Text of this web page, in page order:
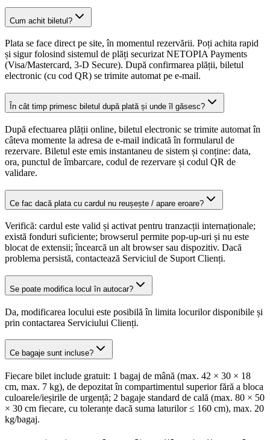
Cum achit biletul?
Plata se face direct pe site, în momentul rezervării. Poți achita rapid
și sigur folosind sistemul de plăți securizat NETOPIA Payments
(Visa/Mastercard, 3-D Secure). După confirmarea plății, biletul
electronic (cu cod QR) se trimite automat pe e-mail.
În cât timp primesc biletul după plată și unde îl găsesc?
După efectuarea plății online, biletul electronic se trimite automat în
câteva momente la adresa de e-mail indicată în formularul de
rezervare. Biletul este emis instantaneu de sistem și conține: data,
ora, punctul de îmbarcare, codul de rezervare și codul QR de
validare.
Ce fac dacă plata cu cardul nu reușește / apare eroare?
Verifică: cardul este valid și activat pentru tranzacții internaționale;
există fonduri suficiente; browserul permite pop-up-uri și nu este
blocat de extensii; încearcă un alt browser sau dispozitiv. Dacă
problema persistă, contactează Serviciul de Suport Clienți.
Se poate modifica locul în autocar?
Da, modificarea locului este posibilă în limita locurilor disponibile și
prin contactarea Serviciului Clienți.
Ce bagaje sunt incluse?
Fiecare bilet include gratuit: 1 bagaj de mână (max. 42 × 30 × 18
cm, max. 7 kg), de depozitat în compartimentul superior fără a bloca
culoarele/ieșirile de urgență; 2 bagaje standard de cală (max. 80 × 50
× 30 cm fiecare, cu toleranțe dacă suma laturilor ≤ 160 cm), max. 20
kg/bagaj.